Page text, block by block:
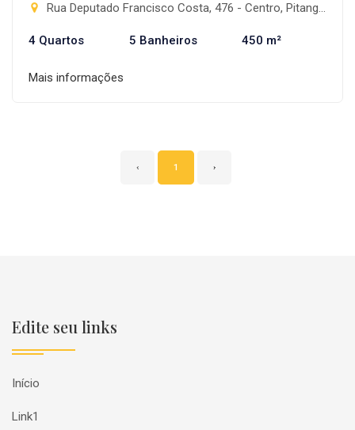
Rua Deputado Francisco Costa, 476 - Centro, Pitanga-PR
4 Quartos 5 Banheiros 450 m²
Mais informações
‹ 1 ›
Edite seu links
Início
Link1